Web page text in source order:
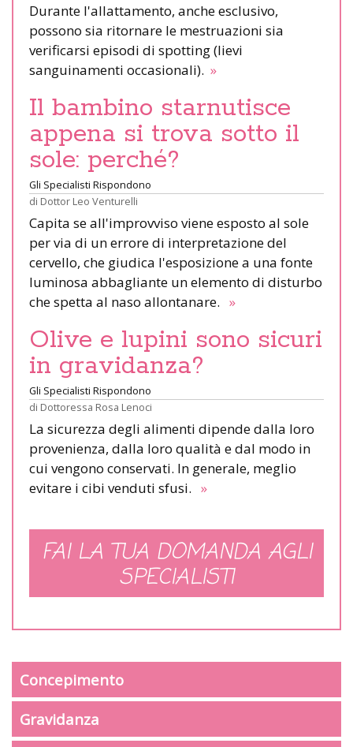
Durante l'allattamento, anche esclusivo,
possono sia ritornare le mestruazioni sia
verificarsi episodi di spotting (lievi
sanguinamenti occasionali). »
Il bambino starnutisce
appena si trova sotto il
sole: perché?
Gli Specialisti Rispondono
di Dottor Leo Venturelli
Capita se all'improvviso viene esposto al sole
per via di un errore di interpretazione del
cervello, che giudica l'esposizione a una fonte
luminosa abbagliante un elemento di disturbo
che spetta al naso allontanare. »
Olive e lupini sono sicuri
in gravidanza?
Gli Specialisti Rispondono
di Dottoressa Rosa Lenoci
La sicurezza degli alimenti dipende dalla loro
provenienza, dalla loro qualità e dal modo in
cui vengono conservati. In generale, meglio
evitare i cibi venduti sfusi. »
FAI LA TUA DOMANDA AGLI
SPECIALISTI
Concepimento
Gravidanza